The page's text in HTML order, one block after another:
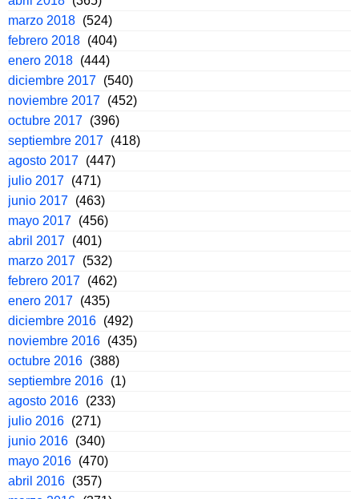
marzo 2018 (524)
febrero 2018 (404)
enero 2018 (444)
diciembre 2017 (540)
noviembre 2017 (452)
octubre 2017 (396)
septiembre 2017 (418)
agosto 2017 (447)
julio 2017 (471)
junio 2017 (463)
mayo 2017 (456)
abril 2017 (401)
marzo 2017 (532)
febrero 2017 (462)
enero 2017 (435)
diciembre 2016 (492)
noviembre 2016 (435)
octubre 2016 (388)
septiembre 2016 (1)
agosto 2016 (233)
julio 2016 (271)
junio 2016 (340)
mayo 2016 (470)
abril 2016 (357)